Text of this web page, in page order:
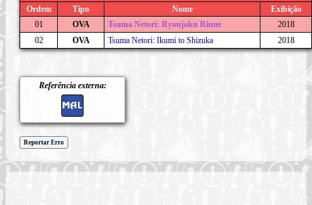
Ordem
Tipo Nome
Exibição
01
OVA Tsuma Netori: Ryoujoku Rinne
2018
02
OVA Tsuma Netori: Ikumi to Shizuka 2018
Referência externa:
Reportar Erro